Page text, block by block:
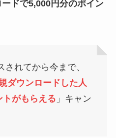
ドで5,000円分のポイン
れてから今まで、
ダウンロードした人
トがもらえる 」キャン